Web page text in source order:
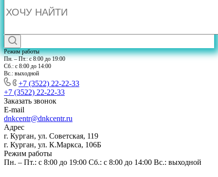
Режим работы
Пн. – Пт.: с 8:00 до 19:00
Сб.: с 8:00 до 14:00
Вс.: выходной
+7 (3522) 22-22-33
+7 (3522) 22-22-33
Заказать звонок
E-mail
dnkcentr@dnkcentr.ru
Адрес
г. Курган, ул. Советская, 119
г. Курган, ул. К.Маркса, 106Б
Режим работы
Пн. – Пт.: с 8:00 до 19:00 Сб.: с 8:00 до 14:00 Вс.: выходной